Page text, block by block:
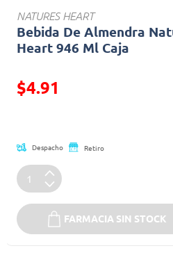
NATURES HEART
Bebida De Almendra
Heart 946 Ml Caja
Precio reducido de
$4.91
Despacho Retiro
FARMACIA SIN STOCK